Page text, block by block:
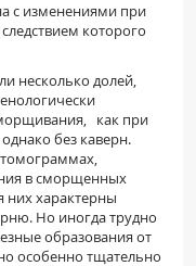
с изменениями при
которого
несколько долей,
как при
без каверн.
в сморщенных
них характерны
Но иногда трудно
образования от
особенно тщательно